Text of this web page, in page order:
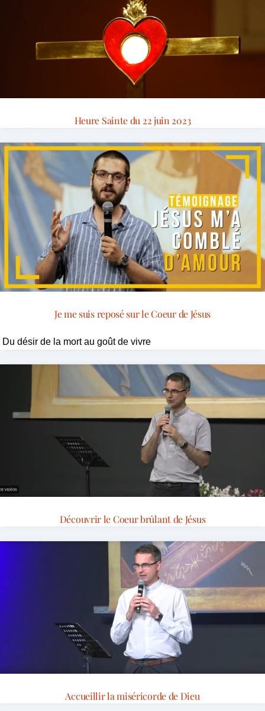
Heure Sainte du 22 juin 2023
Je me suis reposé sur le Coeur de Jésus
Du désir de la mort au goût de vivre
Découvrir le Coeur brûlant de Jésus
Accueillir la miséricorde de Dieu